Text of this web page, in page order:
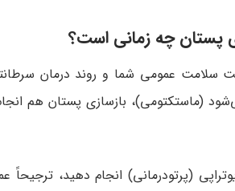
پستان چه زمانی است؟
سلامت عمومی شما و روند درمان
(ماستکتومی)، بازسازی پستان هم
(پرتودرمانی) انجام دهید، ترجیحاً